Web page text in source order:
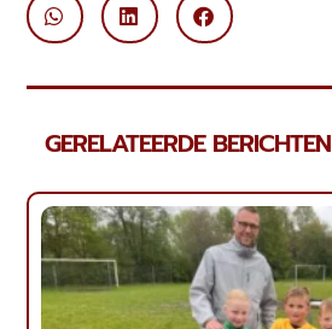
GERELATEERDE BERICHTEN